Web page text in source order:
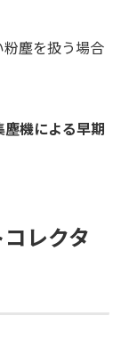
塵を扱う場合
塵機による早期
レクタ